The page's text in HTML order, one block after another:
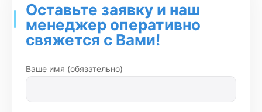
Оставьте заявку и наш
менеджер оперативно
свяжется с Вами!
Ваше имя (обязательно)